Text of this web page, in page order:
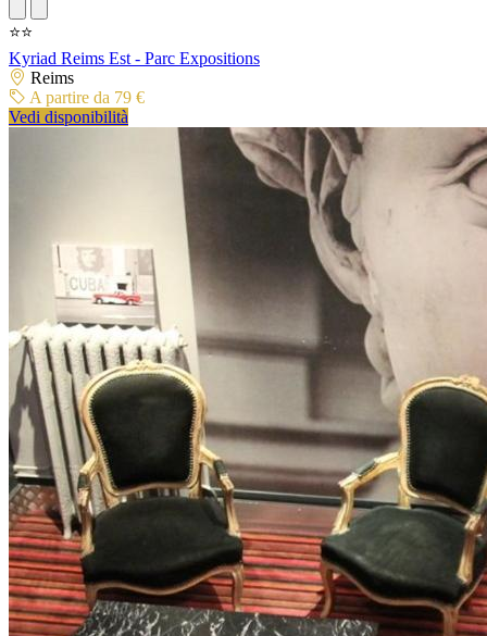
⭐⭐
Kyriad Reims Est - Parc Expositions
Reims
A partire da 79 €
Vedi disponibilità